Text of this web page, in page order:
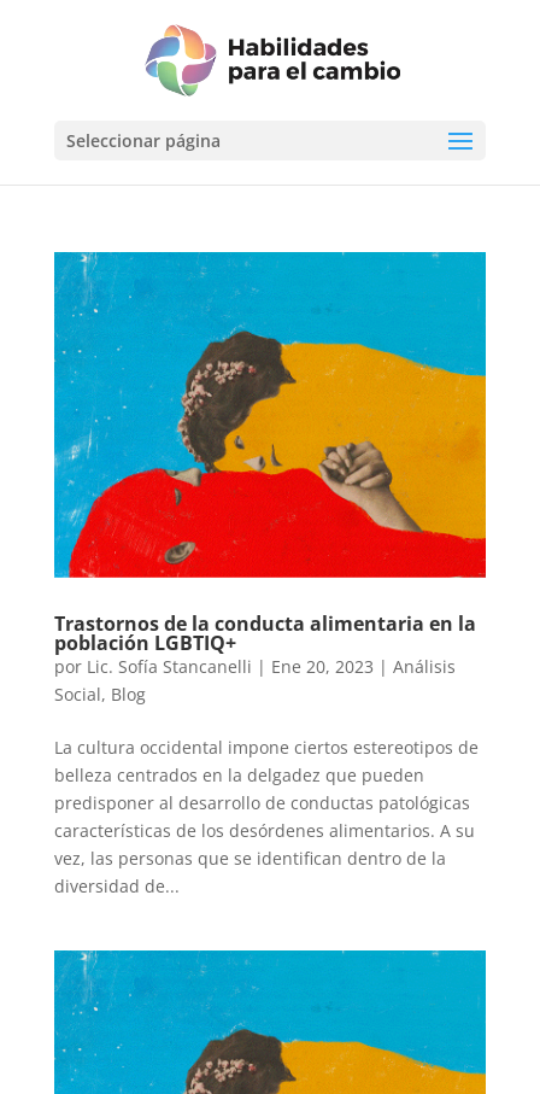
Seleccionar página
Trastornos de la conducta alimentaria en la
población LGBTIQ+
por Lic. Sofía Stancanelli | Ene 20, 2023 | Análisis
Social, Blog
La cultura occidental impone ciertos estereotipos de
belleza centrados en la delgadez que pueden
predisponer al desarrollo de conductas patológicas
características de los desórdenes alimentarios. A su
vez, las personas que se identifican dentro de la
diversidad de...